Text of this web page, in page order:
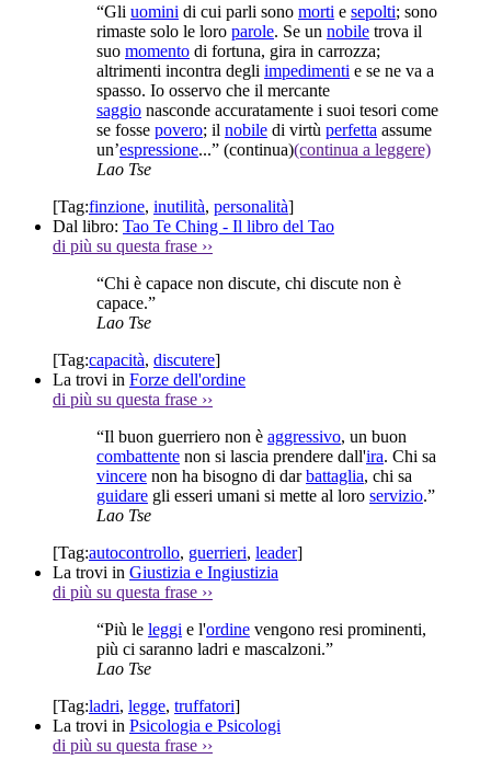
“Gli uomini di cui parli sono morti e sepolti; sono
rimaste solo le loro parole. Se un nobile trova il
suo momento di fortuna, gira in carrozza;
altrimenti incontra degli impedimenti e se ne va a
spasso. Io osservo che il mercante
saggio nasconde accuratamente i suoi tesori come
se fosse povero; il nobile di virtù perfetta assume
un’espressione...” (continua)(continua a leggere)
Lao Tse
[Tag:finzione, inutilità, personalità]
Dal libro: Tao Te Ching - Il libro del Tao
di più su questa frase ››
“Chi è capace non discute, chi discute non è
capace.”
Lao Tse
[Tag:capacità, discutere]
La trovi in Forze dell'ordine
di più su questa frase ››
“Il buon guerriero non è aggressivo, un buon
combattente non si lascia prendere dall'ira. Chi sa
vincere non ha bisogno di darbattaglia, chi sa
guidare gli esseri umani si mette al loro servizio.”
Lao Tse
[Tag:autocontrollo, guerrieri, leader]
La trovi in Giustizia e Ingiustizia
di più su questa frase ››
“Più le leggi e l'ordine vengono resi prominenti,
più ci saranno ladri e mascalzoni.”
Lao Tse
[Tag:ladri, legge, truffatori]
La trovi in Psicologia e Psicologi
di più su questa frase ››